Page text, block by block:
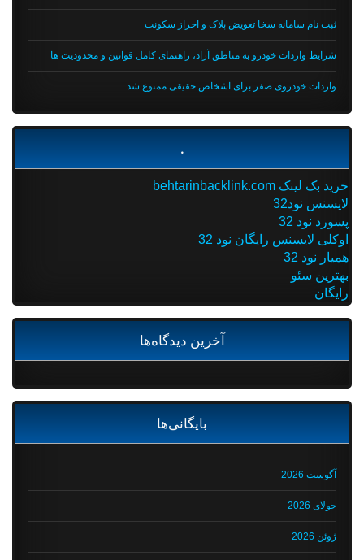
ثبت نام سامانه سخا تعویض پلاک و احراز سکونت
شرایط واردات خودرو به مناطق آزاد، راهنمای کامل قوانین و محدودیت ها
واردات خودروی صفر برای اشخاص حقیقی ممنوع شد
خرید بک لینک behtarinbacklink.com
لایسنس نود32
پسورد نود 32
اوکلی لایسنس رایگان نود 32
همیار نود 32
بهترین سئو
رایگان
آخرین دیدگاه‌ها
بایگانی‌ها
آگوست 2026
جولای 2026
ژوئن 2026